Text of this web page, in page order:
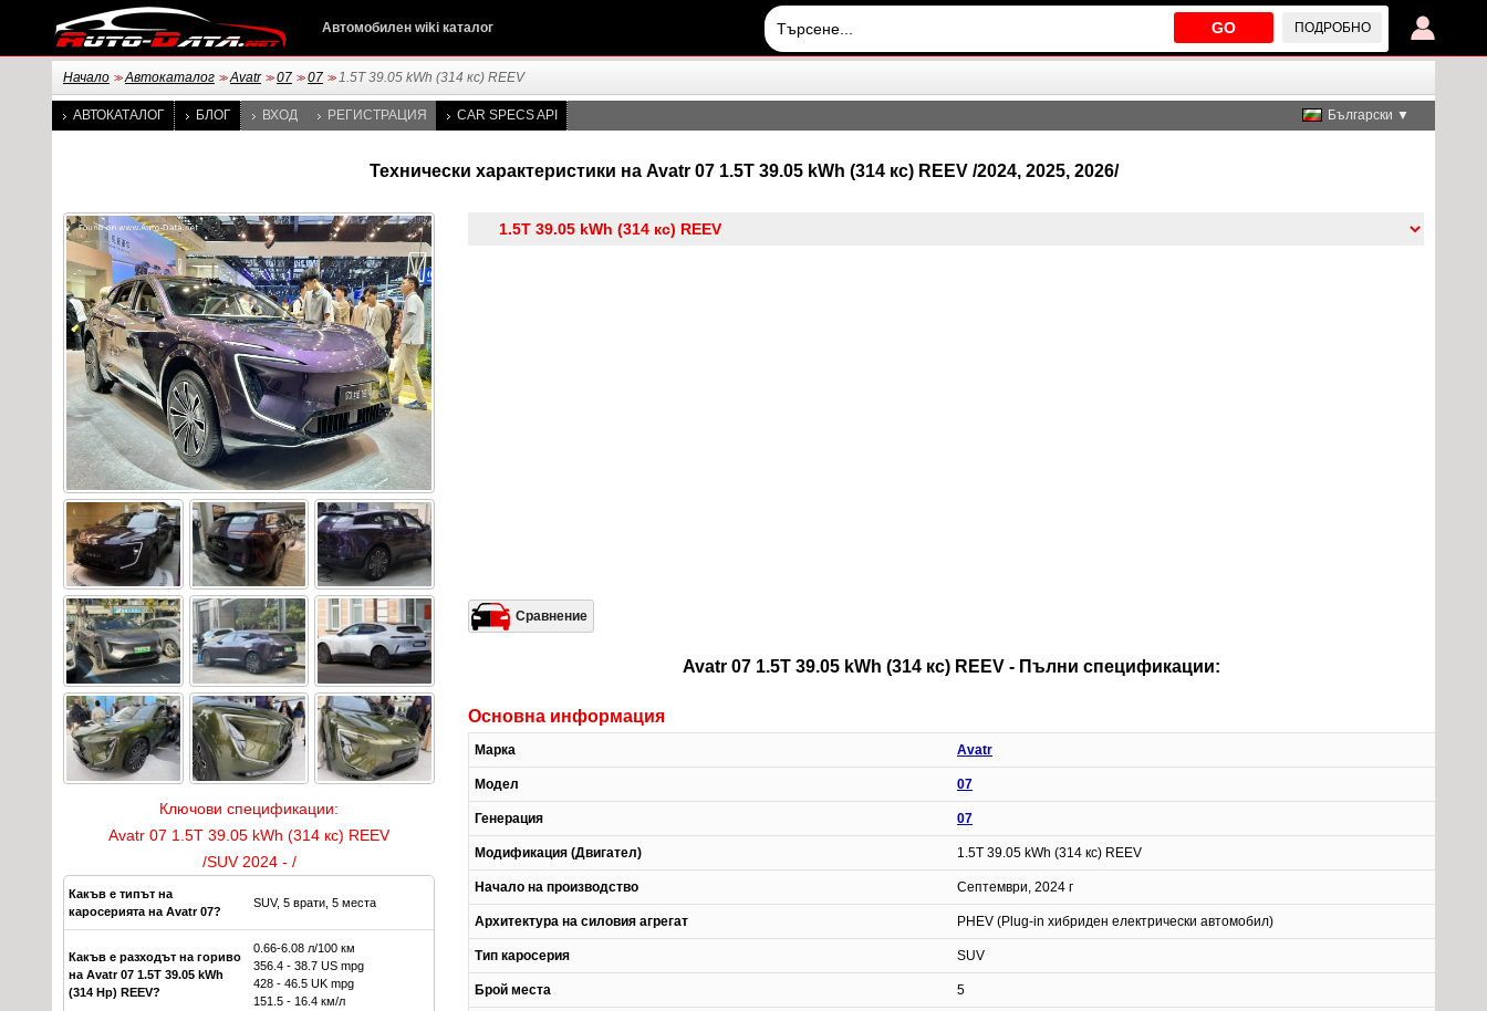
GO ПОДРОБНО
Автомобилен wiki каталог
Начало >> Автокаталог >> Avatr >> 07 >> 07 >> 1.5T 39.05 kWh (314 кс) REEV
АВТОКАТАЛОГ БЛОГ ВХОД РЕГИСТРАЦИЯ CAR SPECS API Български ▼
Технически характеристики на Avatr 07 1.5T 39.05 kWh (314 кс) REEV /2024, 2025, 2026/
Ключови спецификации:
Avatr 07 1.5T 39.05 kWh (314 кс) REEV
/SUV 2024 - /
Какъв е типът на
каросерията на Avatr 07?
SUV, 5 врати, 5 места
Какъв е разходът на гориво
на Avatr 07 1.5T 39.05 kWh
(314 Hp) REEV?
0.66-6.08 л/100 км
356.4 - 38.7 US mpg
428 - 46.5 UK mpg
151.5 - 16.4 км/л
Сравнение
Avatr 07 1.5T 39.05 kWh (314 кс) REEV - Пълни спецификации:
Основна информация
Марка Avatr
Модел 07
Генерация 07
Модификация (Двигател) 1.5T 39.05 kWh (314 кс) REEV
Начало на производство Септември, 2024 г
Архитектура на силовия агрегат PHEV (Plug-in хибриден електрически автомобил)
Тип каросерия SUV
Брой места 5